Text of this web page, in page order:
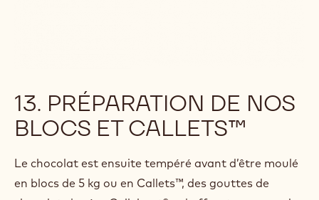
13. PRÉPARATION DE NOS
BLOCS ET CALLETS™
Le chocolat est ensuite tempéré avant d’être moulé
en blocs de 5 kg ou en Callets™, des gouttes de